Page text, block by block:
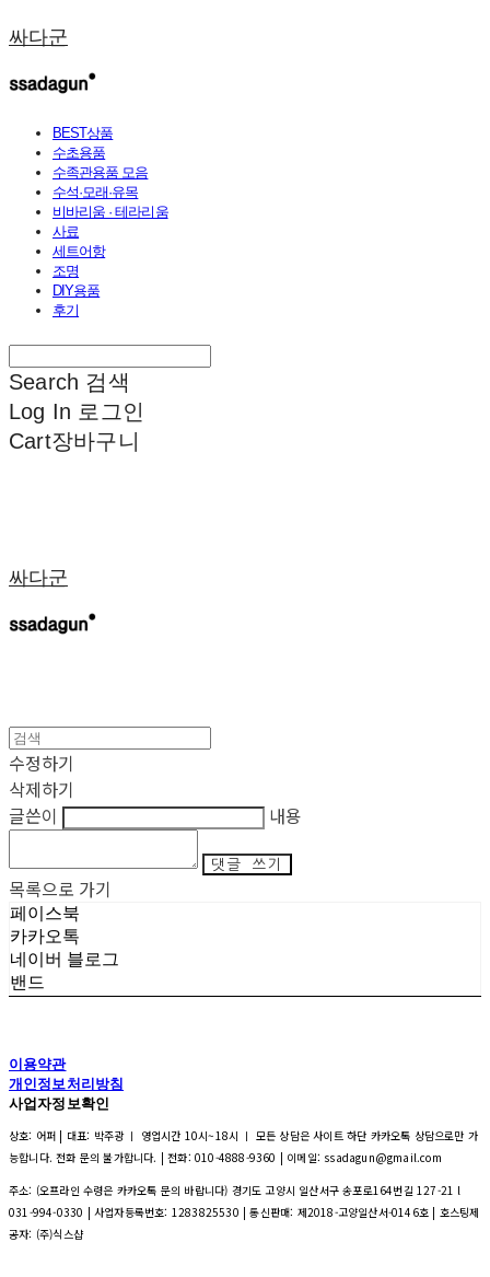
싸다군
BEST상품
수초용품
수족관용품 모음
수석·모래·유목
비바리움 · 테라리움
사료
세트어항
조명
DIY용품
후기
Search 검색
Log In 로그인
Cart장바구니
싸다군
수정하기
삭제하기
글쓴이
내용
댓글 쓰기
목록으로 가기
페이스북
카카오톡
네이버 블로그
밴드
이용약관
개인정보처리방침
사업자정보확인
상호: 어퍼 | 대표: 박주광 ㅣ 영업시간 10시~18시 ㅣ 모든 상담은 사이트 하단 카카오톡 상담으로만 가
능합니다. 전화 문의 불가합니다. | 전화: 010-4888-9360 | 이메일: ssadagun@gmail.com
주소: (오프라인 수령은 카카오톡 문의 바랍니다) 경기도 고양시 일산서구 송포로164번길 127-21 l
031-994-0330 | 사업자등록번호: 1283825530 | 통신판매: 제2018-고양일산서-0146호 | 호스팅제
공자: (주)식스샵